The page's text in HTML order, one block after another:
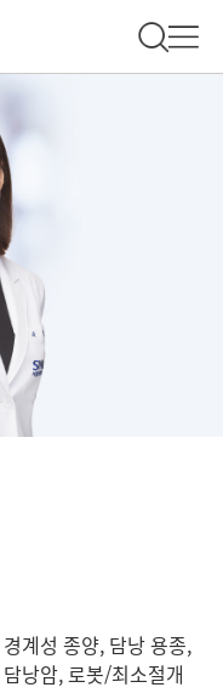
전체 검
계성 종양, 담낭 용종,
낭암, 로봇/최소절개